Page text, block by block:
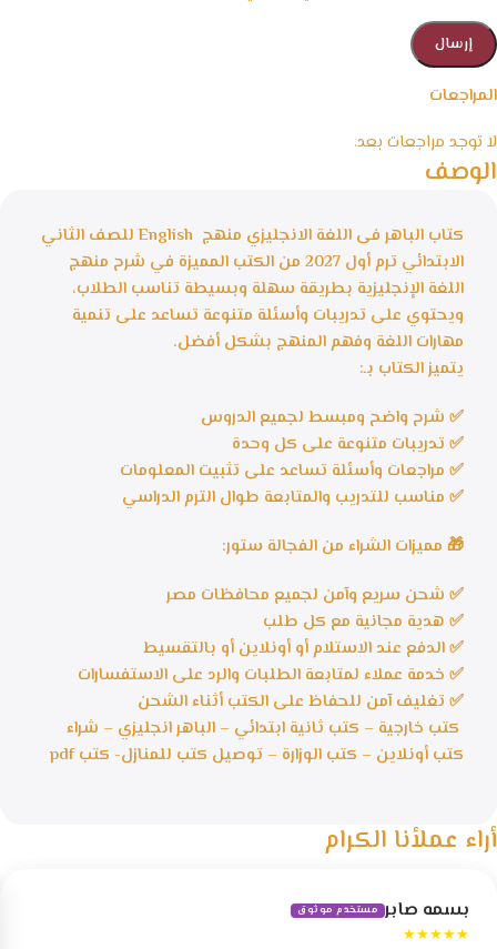
المراجعات
لا توجد مراجعات بعد.
الوصف
كتاب الباهر فى اللغة الانجليزي منهج English للصف الثاني
الابتدائي ترم أول 2027 من الكتب المميزة في شرح منهج
اللغة الإنجليزية بطريقة سهلة وبسيطة تناسب الطلاب،
ويحتوي على تدريبات وأسئلة متنوعة تساعد على تنمية
مهارات اللغة وفهم المنهج بشكل أفضل.
يتميز الكتاب بـ:
✅ شرح واضح ومبسط لجميع الدروس
✅ تدريبات متنوعة على كل وحدة
✅ مراجعات وأسئلة تساعد على تثبيت المعلومات
✅ مناسب للتدريب والمتابعة طوال الترم الدراسي
🎁 مميزات الشراء من الفجالة ستور:
✅ شحن سريع وآمن لجميع محافظات مصر
✅ هدية مجانية مع كل طلب
✅ الدفع عند الاستلام أو أونلاين أو بالتقسيط
✅ خدمة عملاء لمتابعة الطلبات والرد على الاستفسارات
✅ تغليف آمن للحفاظ على الكتب أثناء الشحن
كتب خارجية – كتب ثانية ابتدائي – الباهر انجليزي – شراء
كتب أونلاين – كتب الوزارة – توصيل كتب للمنازل- كتب pdf
أراء عملأنا الكرام
بسمه صابر مستخدم موثوق
★★★★★